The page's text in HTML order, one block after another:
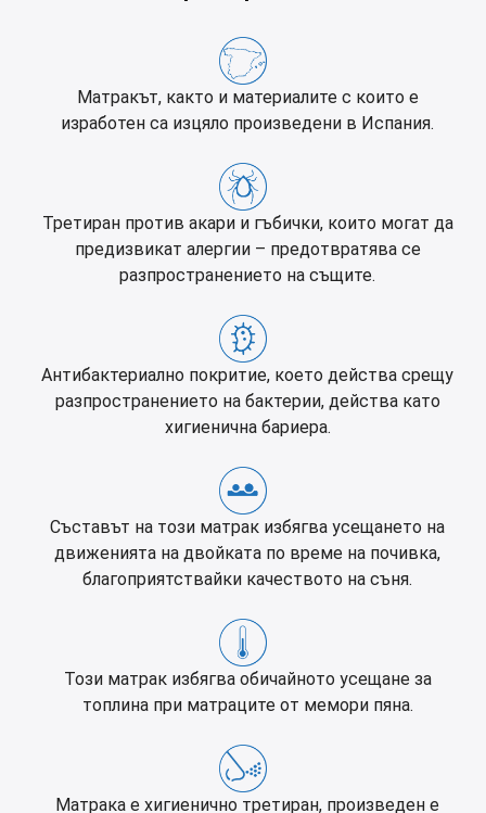
Матракът, както и материалите с които е
изработен са изцяло произведени в Испания.
Третиран против акари и гъбички, които могат да
предизвикат алергии – предотвратява се
разпространението на същите.
Антибактериално покритие, което действа срещу
разпространението на бактерии, действа като
хигиенична бариера.
Съставът на този матрак избягва усещането на
движенията на двойката по време на почивка,
благоприятствайки качеството на съня.
Този матрак избягва обичайното усещане за
топлина при матраците от мемори пяна.
Матрака е хигиенично третиран, произведен е